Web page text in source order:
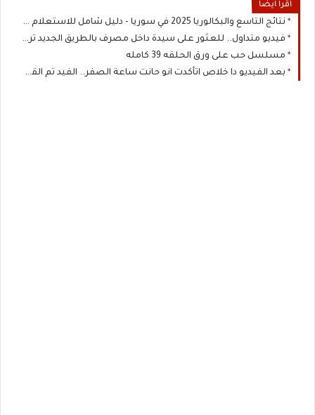
اقرا ايضا
نتائج التاسع والبكالوريا 2025 في سوريا - دليل شامل للاستعلام وما بعد النجاح
فيديو متداول.. للعثور على سيدة داخل مصرف بالطريق الجديد تردد كلمة بشار الاسـ...عرض المزيد
مسلسل حب على ورق الحلقه 39 كامله
بعد الفيديو دا خلاص اتأكدت انو حانت ساعة الصفر.. الفيد تم القبض